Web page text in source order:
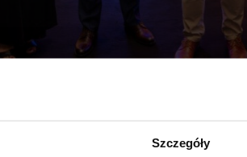
Szczegóły
infrastrukturą IT. Najbardziej